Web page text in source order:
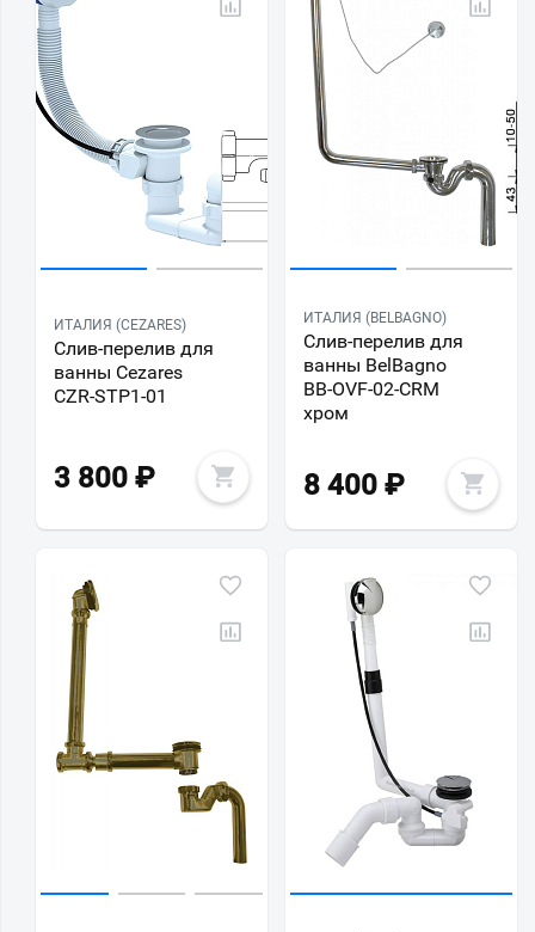
ИТАЛИЯ (CEZARES)
Слив-перелив для
ванны Cezares
CZR-STP1-01
3 800 ₽
ИТАЛИЯ (BELBAGNO)
Слив-перелив для
ванны BelBagno
BB-OVF-02-CRM
хром
8 400 ₽